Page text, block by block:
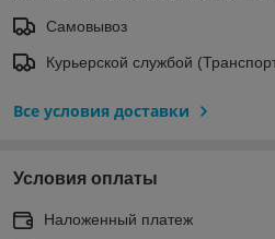
Самовывоз
Курьерской службой
Все условия доставки
Условия оплаты
Наложенный платеж